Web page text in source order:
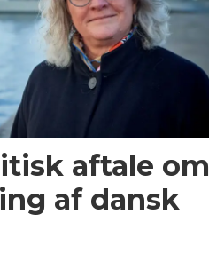
aftale om
af dansk